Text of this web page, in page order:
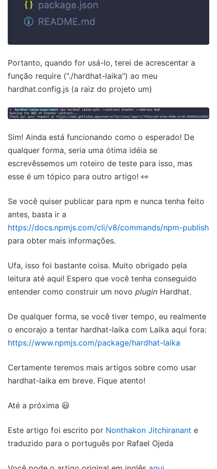
Portanto, quando for usá-lo, terei de acrescentar a
função require ("./hardhat-laika") ao meu
hardhat.config.js (a raiz do projeto um)
Sim! Ainda está funcionando como o esperado! De
qualquer forma, seria uma ótima idéia se
escrevêssemos um roteiro de teste para isso, mas
esse é um tópico para outro artigo! 👀
Se você quiser publicar para npm e nunca tenha feito
antes, basta ir a
https://docs.npmjs.com/cli/v8/commands/npm-publish
para obter mais informações.
Ufa, isso foi bastante coisa. Muito obrigado pela
leitura até aqui! Espero que você tenha conseguido
entender como construir um novo plugin Hardhat.
De qualquer forma, se você tiver tempo, eu realmente
o encorajo a tentar hardhat-laika com Laika aqui fora:
https://www.npmjs.com/package/hardhat-laika
Certamente teremos mais artigos sobre como usar
hardhat-laika em breve. Fique atento!
Até a próxima 😃
Este artigo foi escrito por Nonthakon Jitchiranant e
traduzido para o português por Rafael Ojeda